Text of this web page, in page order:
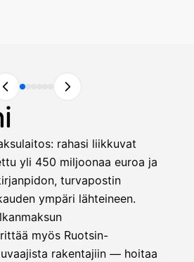
rahasi liikkuvat
yli 450 miljoonaa euroa ja
turvapostin
ympäri lähteineen.
myös Ruotsin-
rakentajiin — hoitaa